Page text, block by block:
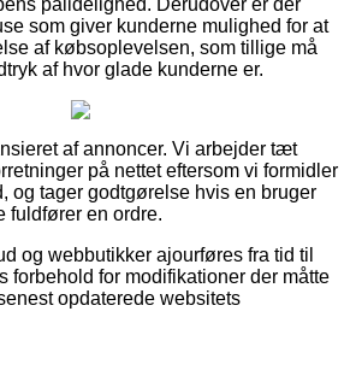
som giver kunderne mulighed for at
af købsoplevelsen, som tillige må
af hvor glade kunderne er.
af annoncer. Vi arbejder tæt
på nettet eftersom vi formidler
og tager godtgørelse hvis en bruger
fuldfører en ordre.
og webbutikker ajourføres fra tid til
forbehold for modifikationer der måtte
opdaterede websitets